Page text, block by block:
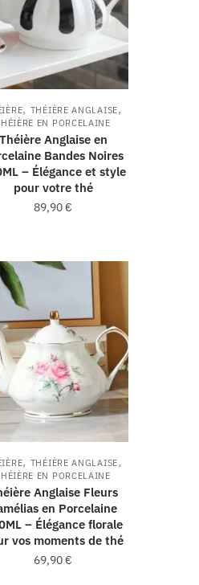
, THÉIÈRE ANGLAISE,
EN PORCELAINE
Théière Anglaise en
Bandes Noires
– Élégance et style
pour votre thé
89,90€
, THÉIÈRE ANGLAISE,
EN PORCELAINE
Anglaise Fleurs
en Porcelaine
– Élégance florale
vos moments de thé
69,90€